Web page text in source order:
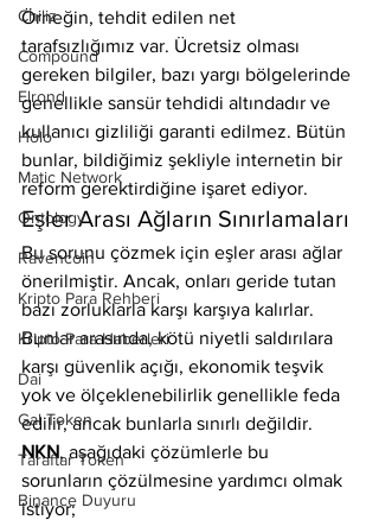
Chiliz
Compound
Elrond
Holo
Matic Network
Ontology
Ravencoin
Kripto Para Rehberi
Kripto Para Haberleri
Dai
Gal Token
Taraftar Token
Binance Duyuru
Örneğin, tehdit edilen net
tarafsızlığımız var. Ücretsiz olması
gereken bilgiler, bazı yargı bölgelerinde
genellikle sansür tehdidi altındadır ve
kullanıcı gizliliği garanti edilmez. Bütün
bunlar, bildiğimiz şekliyle internetin bir
reform gerektirdiğine işaret ediyor.
Eşler Arası Ağların Sınırlamaları
Bu sorunu çözmek için eşler arası ağlar
önerilmiştir. Ancak, onları geride tutan
bazı zorluklarla karşı karşıya kalırlar.
Bunlar arasında, kötü niyetli saldırılara
karşı güvenlik açığı, ekonomik teşvik
yok ve ölçeklenebilirlik genellikle feda
edilir, ancak bunlarla sınırlı değildir.
NKN, aşağıdaki çözümlerle bu
sorunların çözülmesine yardımcı olmak
istiyor;